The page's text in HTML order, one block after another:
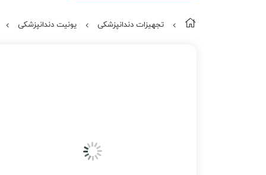
تجهیزات دندانپزشکی یونیت دندانپزشکی